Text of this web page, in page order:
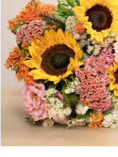
incroyables et le parfait
leurs boutons.
Une explosion de couleurs
roses fraîches !
Il contient :
- Un mélange harmonieux de
rouges, jaunes et orange
- Quelques feuillages pour
À offrir pour :
- Souhaiter un anniversaire